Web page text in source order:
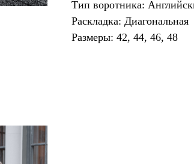
Тип воротника:
Раскладка: Диагональная
Размеры: 42, 44, 46, 48